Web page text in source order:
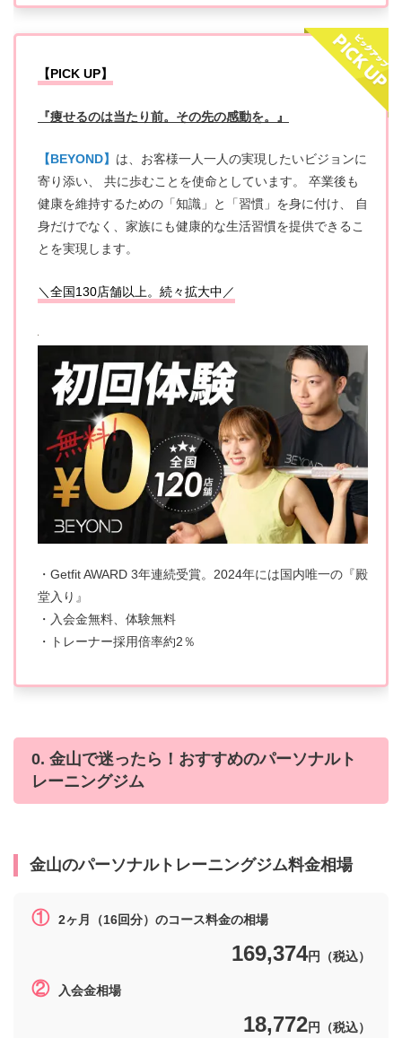
【PICK UP】
『痩せるのは当たり前。その先の感動を。』
【BEYOND】 は、お客様一人一人の実現したいビジョンに
寄り添い、 共に歩むことを使命としています。 卒業後も
健康を維持するための「知識」と「習慣」を身に付け、 自
身だけでなく、家族にも健康的な生活習慣を提供できるこ
とを実現します。
＼全国130店舗以上。続々拡大中／
・Getfit AWARD 3年連続受賞。2024年には国内唯一の『殿
堂入り』
・入会金無料、体験無料
・トレーナー採用倍率約2％
0. 金山で迷ったら！おすすめのパーソナルト
レーニングジム
金山のパーソナルトレーニングジム料金相場
① 2ヶ月（16回分）のコース料金の相場
169,374円（税込）
② 入会金相場
18,772円（税込）